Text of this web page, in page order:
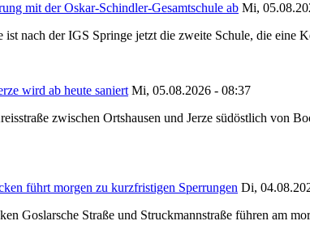
mit der Oskar-Schindler-Gesamtschule ab Mi,
ist nach der IGS Springe jetzt die zweite Schule, die
wird ab heute saniert Mi, 05.08.2026 - 08:37
zwischen Ortshausen und Jerze südöstlich von
führt morgen zu kurzfristigen Sperrungen Di,
Goslarsche Straße und Struckmannstraße führen am